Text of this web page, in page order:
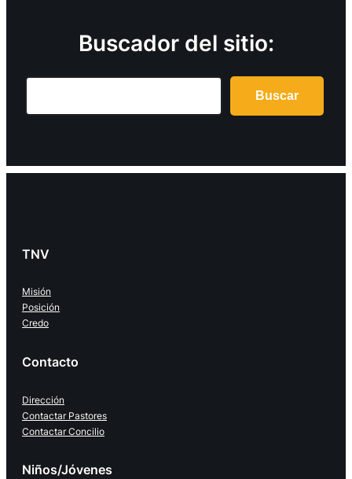
Buscador del sitio:
Buscar
TNV
Misión
Posición
Credo
Contacto
Dirección
Contactar Pastores
Contactar Concilio
Niños/Jóvenes